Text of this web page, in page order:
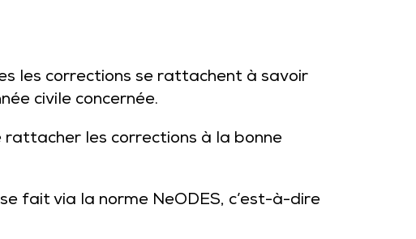
les corrections se rattachent à savoir
civile concernée.
les corrections à la bonne
fait via la norme NeODES, c’est-à-dire